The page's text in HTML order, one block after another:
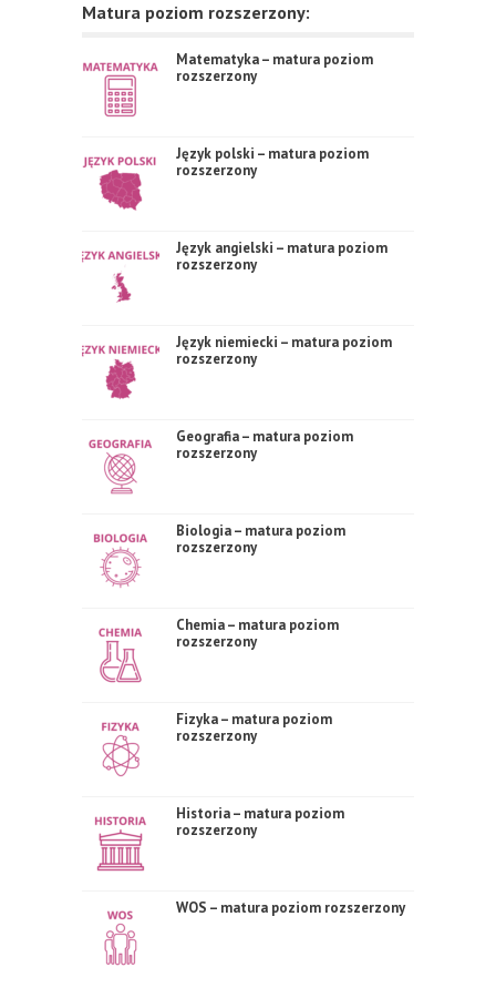
Matura poziom rozszerzony:
Matematyka – matura poziom
rozszerzony
Język polski – matura poziom
rozszerzony
Język angielski – matura poziom
rozszerzony
Język niemiecki – matura poziom
rozszerzony
Geografia – matura poziom
rozszerzony
Biologia – matura poziom
rozszerzony
Chemia – matura poziom
rozszerzony
Fizyka – matura poziom
rozszerzony
Historia – matura poziom
rozszerzony
WOS – matura poziom rozszerzony